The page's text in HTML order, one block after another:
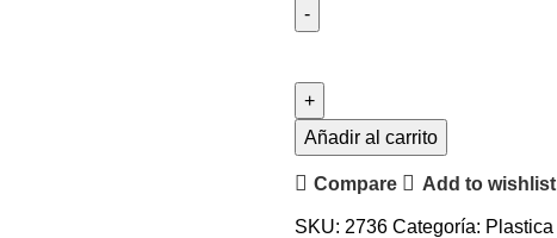
Añadir al carrito
Compare Add to wishlist
SKU: 2736 Categoría: Plastica